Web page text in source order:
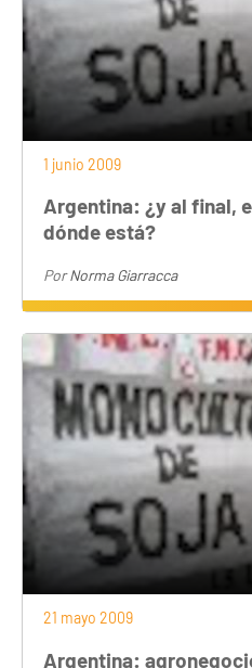
1 junio 2009
Argentina: ¿y al final,
dónde está?
PorNorma Giarracca
21 mayo 2009
Argentina: